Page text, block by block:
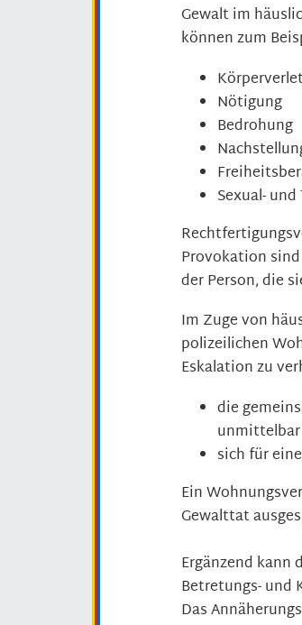
Gewalt im
können zum
Nötigung
Bedrohung
Sexual-
Provokation
der Person, die
Im Zuge von
polizeilichen
Eskalation zu
die
unmittelbar
sich für
Ein
Gewalttat
Ergänzend kann
Betretungs- und
Das